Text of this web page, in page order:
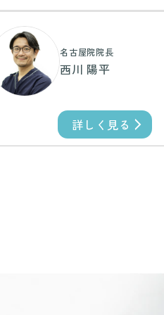
名古屋院院長
西川 陽平
詳しく見る